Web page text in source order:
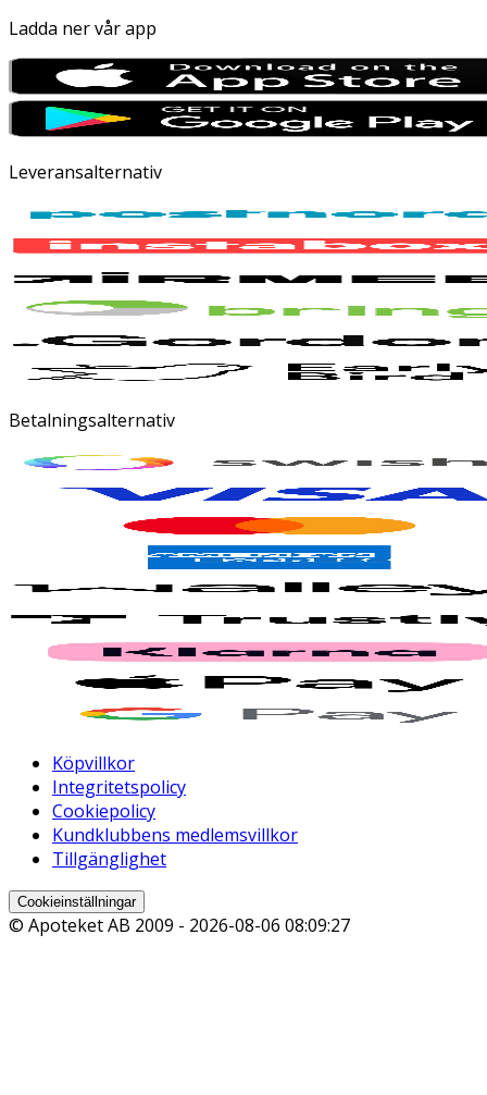
Ladda ner vår app
Leveransalternativ
Betalningsalternativ
Köpvillkor
Integritetspolicy
Cookiepolicy
Kundklubbens medlemsvillkor
Tillgänglighet
Cookieinställningar
© Apoteket AB 2009 - 2026-08-06 08:09:27